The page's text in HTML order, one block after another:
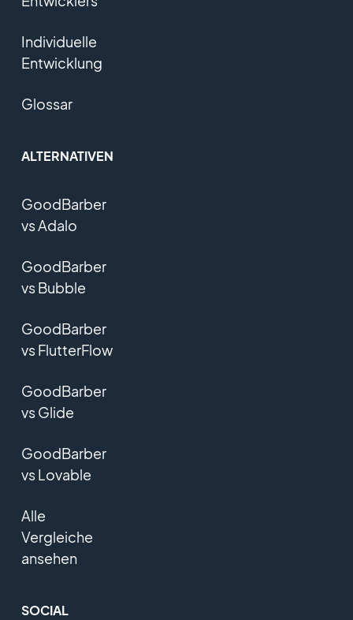
Individuelle
Entwicklung
Glossar
ALTERNATIVEN
GoodBarber
vs Adalo
GoodBarber
vs Bubble
GoodBarber
vs FlutterFlow
GoodBarber
vs Glide
GoodBarber
vs Lovable
Alle
Vergleiche
ansehen
SOCIAL